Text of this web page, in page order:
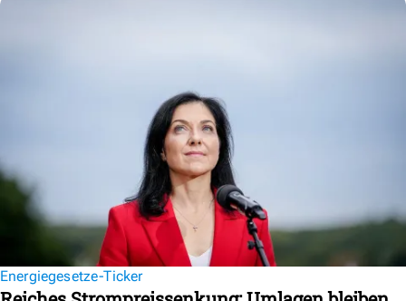
Energiegesetze-Ticker